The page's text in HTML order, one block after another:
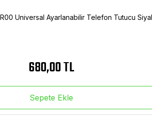
Universal Ayarlanabilir Telefon Tutucu
680,00 TL
Sepete Ekle